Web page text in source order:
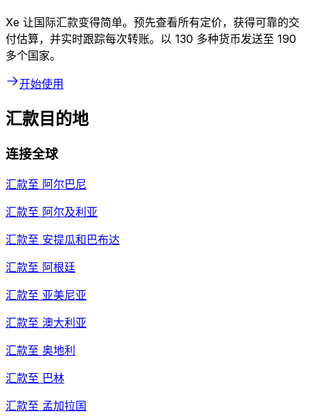
Xe 让国际汇款变得简单。预先查看所有定价，获得可靠的交
付估算，并实时跟踪每次转账。以 130 多种货币发送至 190
多个国家。
开始使用
汇款目的地
连接全球
汇款至 阿尔巴尼
汇款至 阿尔及利亚
汇款至 安提瓜和巴布达
汇款至 阿根廷
汇款至 亚美尼亚
汇款至 澳大利亚
汇款至 奥地利
汇款至 巴林
汇款至 孟加拉国